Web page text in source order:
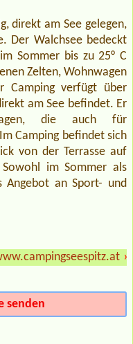
direkt am See gelegen,
Der Walchsee bedeckt
Sommer bis zu 25° C
Zelten, Wohnwagen
Camping verfügt über
am See befindet. Er
die auch für
Camping befindet sich
von der Terrasse auf
im Sommer als
an Sport- und
»
senden